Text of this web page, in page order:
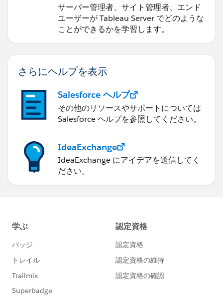
サーバー管理者、サイト管理者、エンド
ユーザーが Tableau Server でどのような
ことができるかを学習します。
さらにヘルプを表示
Salesforce ヘルプ
その他のリソースやサポートについては
Salesforce ヘルプを参照してください。
IdeaExchange
IdeaExchange にアイデアを送信してく
ださい。